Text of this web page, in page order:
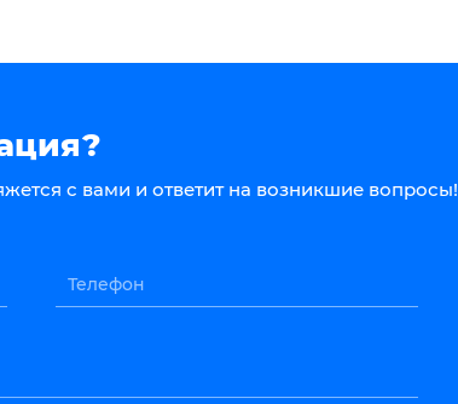
с вами и ответит на возникшие вопросы!
Телефон